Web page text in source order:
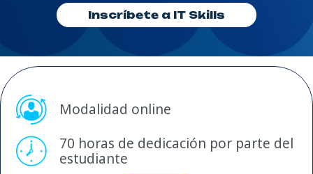
Inscríbete a IT Skills
Modalidad online
70 horas de dedicación por parte del
estudiante